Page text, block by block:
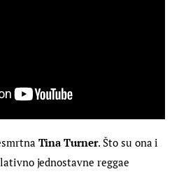
Tina Turner. Što su ona i
jednostavne reggae